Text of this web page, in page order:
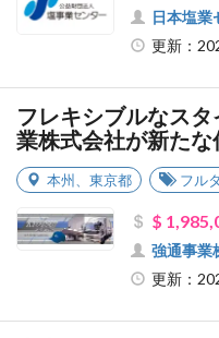
日本塩業
更新：
フレキシブルなス
業株式会社が新た
本州 東京都 フル
$
強通事業
更新：